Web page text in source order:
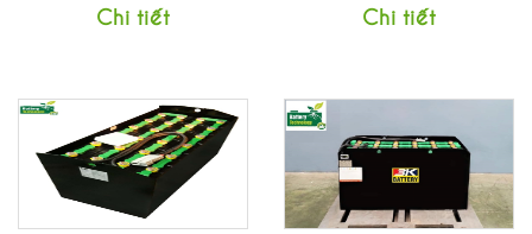
Chi tiết Chi tiết